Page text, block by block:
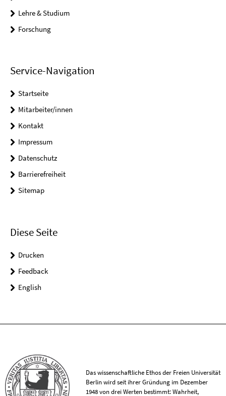
Lehre & Studium
Forschung
Service-Navigation
Startseite
Mitarbeiter/innen
Kontakt
Impressum
Datenschutz
Barrierefreiheit
Sitemap
Diese Seite
Drucken
Feedback
English
Das wissenschaftliche Ethos der Freien Universität
Berlin wird seit ihrer Gründung im Dezember
1948 von drei Werten bestimmt: Wahrheit,